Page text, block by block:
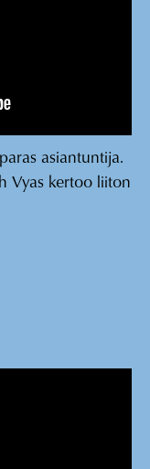
asiantuntija.
Vyas kertoo liiton